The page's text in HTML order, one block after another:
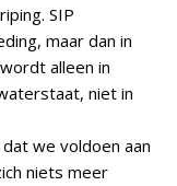
SIP
maar dan in
alleen in
niet in
we voldoen aan
niets meer